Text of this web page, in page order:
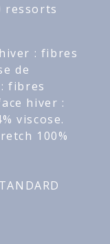
ressorts
: fibres
de
fibres
hiver :
viscose.
100%